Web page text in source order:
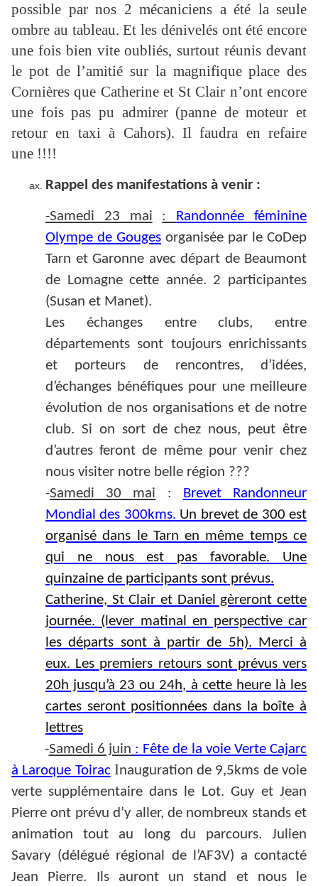
possible par nos 2 mécaniciens a été la seule
ombre au tableau. Et les dénivelés ont été encore
une fois bien vite oubliés, surtout réunis devant
le pot de l’amitié sur la magnifique place des
Cornières que Catherine et St Clair n’ont encore
une fois pas pu admirer (panne de moteur et
retour en taxi à Cahors). Il faudra en refaire
une !!!!
Rappel des manifestations à venir :
-Samedi 23 mai :
Randonnée féminine
Olympe de Gouges organisée par le CoDep
Tarn et Garonne avec départ de Beaumont
de Lomagne cette année. 2 participantes
(Susan et Manet).
Les échanges entre clubs, entre
départements sont toujours enrichissants
et porteurs de rencontres, d’idées,
d’échanges bénéfiques pour une meilleure
évolution de nos organisations et de notre
club. Si on sort de chez nous, peut être
d’autres feront de même pour venir chez
nous visiter notre belle région ???
-Samedi 30 mai :
Brevet Randonneur
Mondial des 300kms. Un brevet de 300 est
organisé dans le Tarn en même temps ce
qui ne nous est pas favorable. Une
quinzaine de participants sont prévus.
Catherine, St Clair et Daniel gèreront cette
journée. (lever matinal en perspective car
les départs sont à partir de 5h). Merci à
eux. Les premiers retours sont prévus vers
20h jusqu’à 23 ou 24h, à cette heure là les
cartes seront positionnées dans la boîte à
lettres
-Samedi 6 juin : Fête de la voie Verte Cajarc
à Laroque ToiracInauguration de 9,5kms de voie
verte supplémentaire dans le Lot. Guy et Jean
Pierre ont prévu d’y aller, de nombreux stands et
animation tout au long du parcours. Julien
Savary (délégué régional de l’AF3V) a contacté
Jean Pierre. Ils auront un stand et nous le